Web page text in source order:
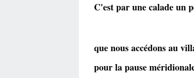
C'est par une calade un
que nous accédons au
pour la pause